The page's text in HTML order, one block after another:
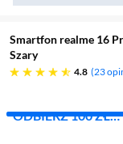
Smartfon realme 16
Szary
4.8
4.8 gwiazdek 23
ODBIERZ 100 ZŁ